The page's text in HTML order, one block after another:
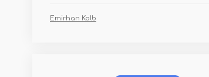
Emirhan Kolb